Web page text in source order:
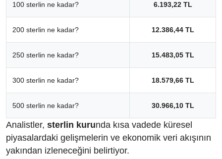
100 sterlin ne kadar? 6.193,22 TL
200 sterlin ne kadar? 12.386,44 TL
250 sterlin ne kadar? 15.483,05 TL
300 sterlin ne kadar? 18.579,66 TL
500 sterlin ne kadar? 30.966,10 TL
Analistler, sterlin kurunda kısa vadede küresel
piyasalardaki gelişmelerin ve ekonomik veri akışının
yakından izleneceğini belirtiyor.